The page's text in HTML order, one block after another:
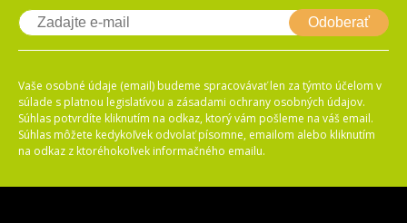
Odoberať
Vaše osobné údaje (email) budeme spracovávať len za týmto účelom v
súlade s platnou legislatívou a zásadami ochrany osobných údajov.
Súhlas potvrdíte kliknutím na odkaz, ktorý vám pošleme na váš email.
Súhlas môžete kedykoľvek odvolať písomne, emailom alebo kliknutím
na odkaz z ktoréhokoľvek informačného emailu.